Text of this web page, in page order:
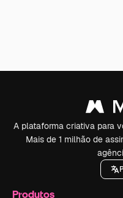
A plataforma criativa para
Mais de 1 milhão de
Produtos